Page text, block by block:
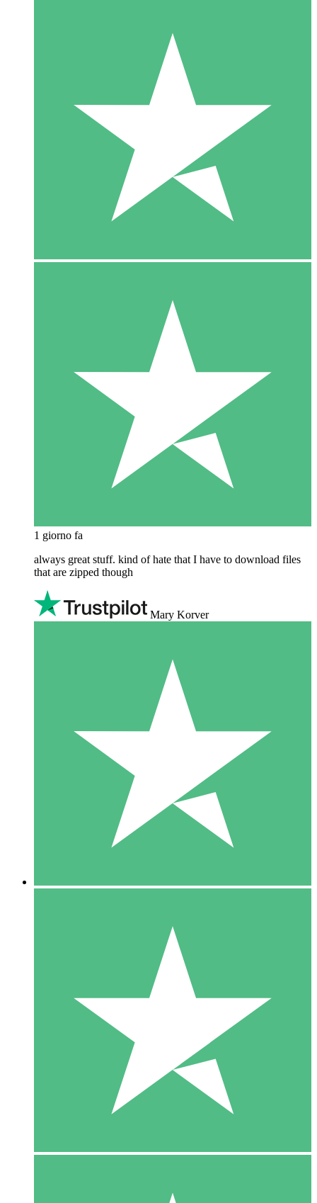
1 giorno fa
always great stuff. kind of hate that I have to download files
that are zipped though
Mary Korver